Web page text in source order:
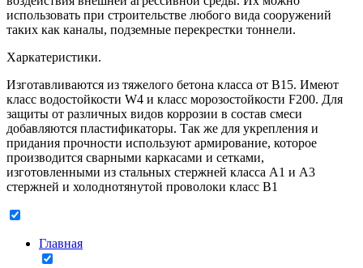
использовать при строительстве любого вида сооружений
таких как каналы, подземные перекрестки тоннели.
Харкатеристики.
Изготавливаются из тяжелого бетона класса от B15. Имеют
класс водостойкости W4 и класс морозостойкости F200. Для
защиты от различных видов коррозии в состав смеси
добавляются пластификаторы. Так же для укрепления и
придания прочности используют армирование, которое
производится сварными каркасами и сетками,
изготовленными из стальных стержней класса А1 и А3
стержней и холоднотянутой проволоки класс В1
Главная